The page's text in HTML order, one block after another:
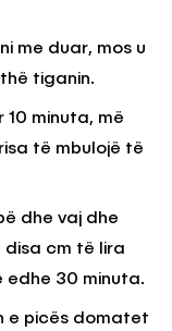
me duar, mos u
tiganin.
10 minuta, më
të mbulojë të
dhe vaj dhe
disa cm të lira
edhe 30 minuta.
e picës domatet